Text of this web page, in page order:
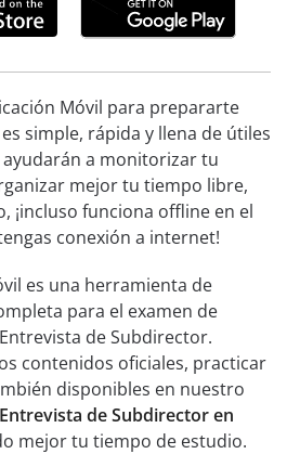
Móvil para prepararte
simple, rápida y llena de útiles
a monitorizar tu
mejor tu tiempo libre,
¡incluso funciona offline en el
conexión a internet!
es una herramienta de
para el examen de
de Subdirector.
contenidos oficiales, practicar
disponibles en nuestro
de Subdirector en
mejor tu tiempo de estudio.